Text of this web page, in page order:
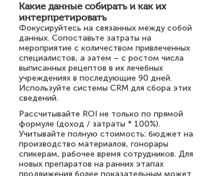
Какие данные собирать и как их
интерпретировать
Фокусируйтесь на связанных между собой
данных. Сопоставьте затраты на
мероприятие с количеством привлеченных
специалистов, а затем – с ростом числа
выписанных рецептов в их лечебных
учреждениях в последующие 90 дней.
Используйте системы CRM для сбора этих
сведений.
Рассчитывайте ROI не только по прямой
формуле (доход / затраты * 100%).
Учитывайте полную стоимость: бюджет на
производство материалов, гонорары
спикерам, рабочее время сотрудников. Для
новых препаратов на ранних этапах
продвижения более показательным может